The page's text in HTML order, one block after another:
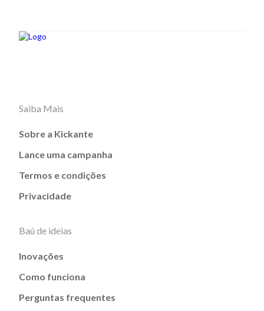
Saiba Mais
Sobre a Kickante
Lance uma campanha
Termos e condições
Privacidade
Baú de ideias
Inovações
Como funciona
Perguntas frequentes